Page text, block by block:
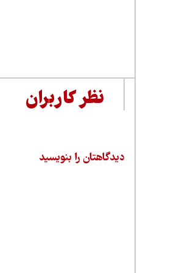
نظر کاربران
دیدگاهتان را بنویسید